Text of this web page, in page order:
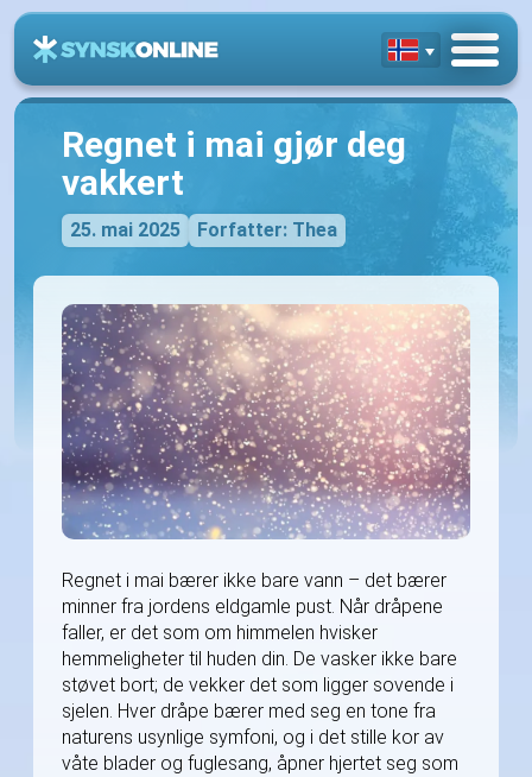
Regnet i mai gjør deg
vakkert
25. mai 2025 Forfatter: Thea
Regnet i mai bærer ikke bare vann – det bærer
minner fra jordens eldgamle pust. Når dråpene
faller, er det som om himmelen hvisker
hemmeligheter til huden din. De vasker ikke bare
støvet bort; de vekker det som ligger sovende i
sjelen. Hver dråpe bærer med seg en tone fra
naturens usynlige symfoni, og i det stille kor av
våte blader og fuglesang, åpner hjertet seg som